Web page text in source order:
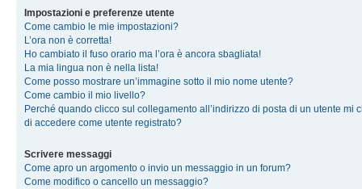
Impostazioni e preferenze utente
Come cambio le mie impostazioni?
L’ora non è corretta!
Ho cambiato il fuso orario ma l’ora è ancora sbagliata!
La mia lingua non è nella lista!
Come posso mostrare un’immagine sotto il mio nome utente?
Come cambio il mio livello?
Perché quando clicco sul collegamento all’indirizzo di posta di un utente mi
di accedere come utente registrato?
Scrivere messaggi
Come apro un argomento o invio un messaggio in un forum?
Come modifico o cancello un messaggio?